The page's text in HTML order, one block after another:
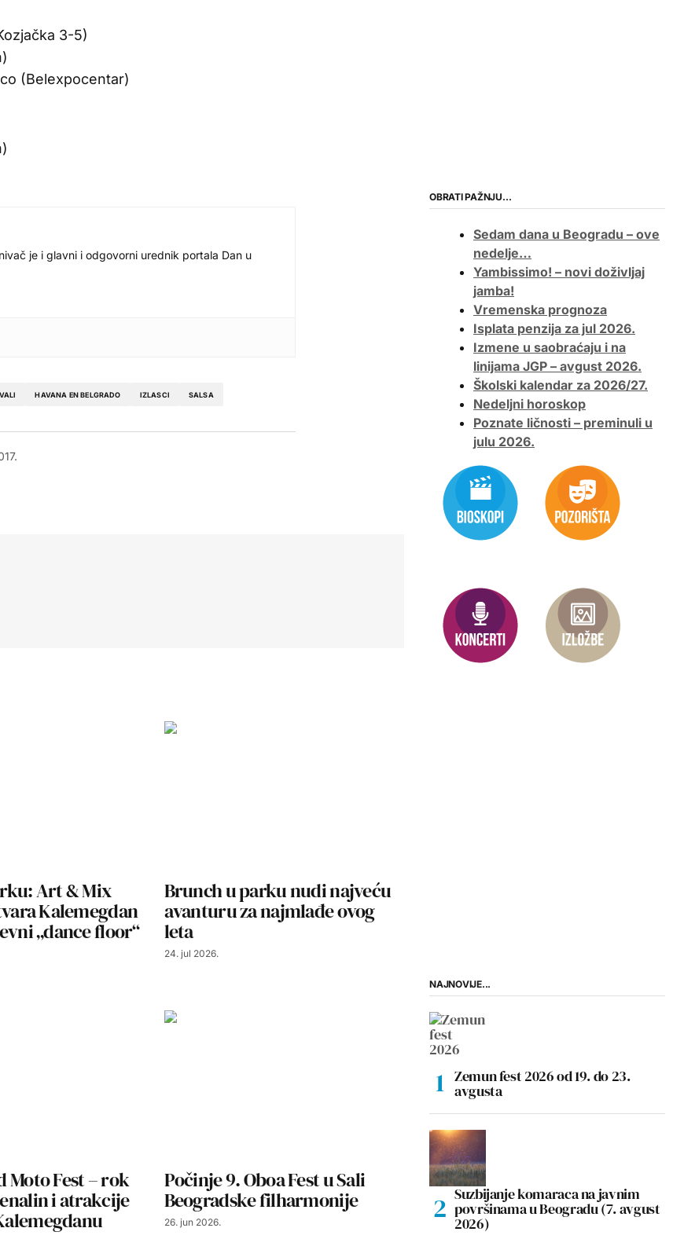
3-5)
(Belexpocentar)
je i glavni i odgovorni urednik portala Dan u
HAVANA EN BELGRADO IZLASCI SALSA
Art & Mix
Kalemegdan
„dance floor“
Brunch u parku nudi najveću
avanturu za najmlađe ovog
leta
24. jul 2026.
Moto Fest – rok
i atrakcije
Počinje 9. Oboa Fest u Sali
Beogradske filharmonije
26. jun 2026.
OBRATI PAŽNJU…
Sedam dana u Beogradu – ove
nedelje…
Yambissimo! – novi doživljaj
jamba!
Vremenska prognoza
Isplata penzija za jul 2026.
Izmene u saobraćaju i na
linijama JGP – avgust 2026.
Školski kalendar za 2026/27.
Nedeljni horoskop
Poznate ličnosti – preminuli u
julu 2026.
NAJNOVIJE...
Zemun fest 2026 od 19. do 23.
avgusta
Suzbijanje komaraca na javnim
površinama u Beogradu (7. avgust
2026)